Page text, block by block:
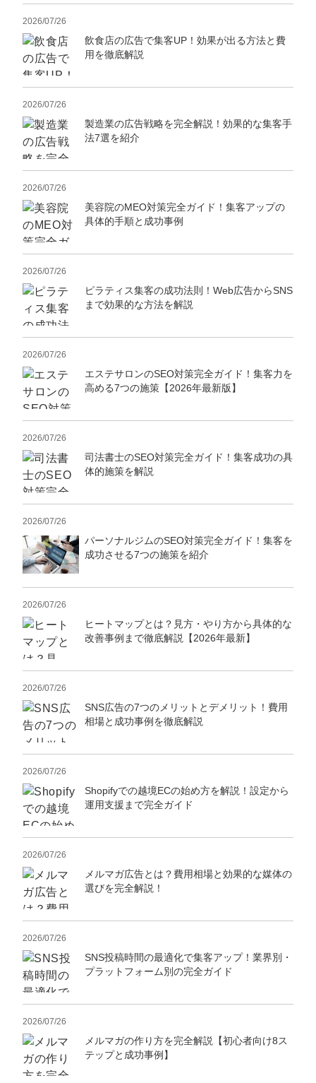
2026/07/26
飲食店の広告で集客UP！効果が出る方法と費
用を徹底解説
2026/07/26
製造業の広告戦略を完全解説！効果的な集客手
法7選を紹介
2026/07/26
美容院のMEO対策完全ガイド！集客アップの
具体的手順と成功事例
2026/07/26
ピラティス集客の成功法則！Web広告からSNS
まで効果的な方法を解説
2026/07/26
エステサロンのSEO対策完全ガイド！集客力を
高める7つの施策【2026年最新版】
2026/07/26
司法書士のSEO対策完全ガイド！集客成功の具
体的施策を解説
2026/07/26
パーソナルジムのSEO対策完全ガイド！集客を
成功させる7つの施策を紹介
2026/07/26
ヒートマップとは？見方・やり方から具体的な
改善事例まで徹底解説【2026年最新】
2026/07/26
SNS広告の7つのメリットとデメリット！費用
相場と成功事例を徹底解説
2026/07/26
Shopifyでの越境ECの始め方を解説！設定から
運用支援まで完全ガイド
2026/07/26
メルマガ広告とは？費用相場と効果的な媒体の
選びを完全解説！
2026/07/26
SNS投稿時間の最適化で集客アップ！業界別・
プラットフォーム別の完全ガイド
2026/07/26
メルマガの作り方を完全解説【初心者向け8ス
テップと成功事例】